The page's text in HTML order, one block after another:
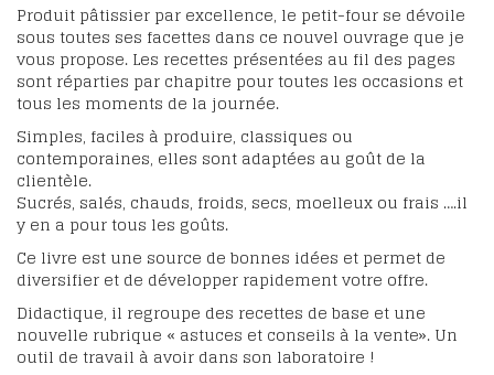
Produit pâtissier par excellence, le petit-four se dévoile
sous toutes ses facettes dans ce nouvel ouvrage que je
vous propose. Les recettes présentées au fil des pages
sont réparties par chapitre pour toutes les occasions et
tous les moments de la journée.
Simples, faciles à produire, classiques ou
contemporaines, elles sont adaptées au goût de la
clientèle.
Sucrés, salés, chauds, froids, secs, moelleux ou frais ….il
y en a pour tous les goûts.
Ce livre est une source de bonnes idées et permet de
diversifier et de développer rapidement votre offre.
Didactique, il regroupe des recettes de base et une
nouvelle rubrique « astuces et conseils à la vente». Un
outil de travail à avoir dans son laboratoire !